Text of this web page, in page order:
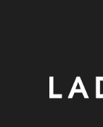
Царская